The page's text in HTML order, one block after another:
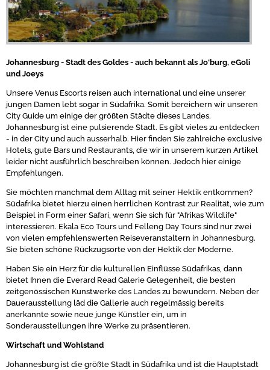
Johannesburg - Stadt des Goldes - auch bekannt als Jo'burg, eGoli
und Joeys
Unsere Venus Escorts reisen auch international und eine unserer
jungen Damen lebt sogar in Südafrika. Somit bereichern wir unseren
City Guide um einige der größten Städte dieses Landes.
Johannesburg ist eine pulsierende Stadt. Es gibt vieles zu entdecken
- in der City und auch ausserhalb. Hier finden Sie zahlreiche exclusive
Hotels, gute Bars und Restaurants, die wir in unserem kurzen Artikel
leider nicht ausführlich beschreiben können. Jedoch hier einige
Empfehlungen.
Sie möchten manchmal dem Alltag mit seiner Hektik entkommen?
Südafrika bietet hierzu einen herrlichen Kontrast zur Realität, wie zum
Beispiel in Form einer Safari, wenn Sie sich für "Afrikas Wildlife"
interessieren. Ekala Eco Tours und Felleng Day Tours sind nur zwei
von vielen empfehlenswerten Reiseveranstaltern in Johannesburg.
Sie bieten schöne Rückzugsorte von der Hektik der Moderne.
Haben Sie ein Herz für die kulturellen Einflüsse Südafrikas, dann
bietet Ihnen die Everard Read Galerie Gelegenheit, die besten
zeitgenössischen Kunstwerke des Landes zu bewundern. Neben der
Dauerausstellung läd die Gallerie auch regelmässig bereits
anerkannte sowie neue junge Künstler ein, um in
Sonderausstellungen ihre Werke zu präsentieren.
Wirtschaft und Wohlstand
Johannesburg ist die größte Stadt in Südafrika und ist die Hauptstadt